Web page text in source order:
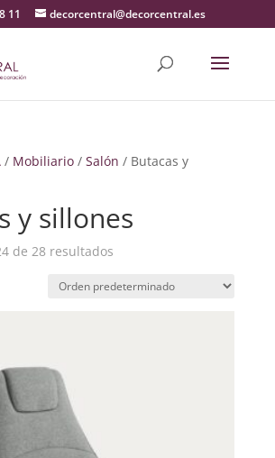
11 decorcentral@decorcentral.es
/ Mobiliario/ Salón / Butacas y
y sillones
de 28 resultados